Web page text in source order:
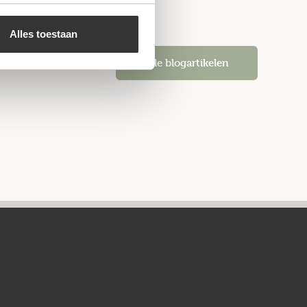
Alles toestaan
Alle blogartikelen